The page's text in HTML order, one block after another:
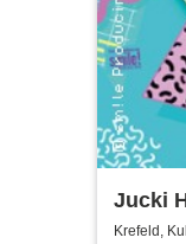
Jucki
Krefeld,